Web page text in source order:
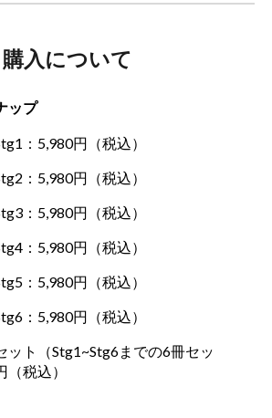
購入について
ップ
：5,980円（税込）
：5,980円（税込）
：5,980円（税込）
：5,980円（税込）
：5,980円（税込）
：5,980円（税込）
ット（Stg1~Stg6までの6冊セッ
（税込）